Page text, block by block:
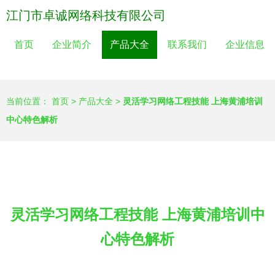
江门市卓诚网络科技有限公司
首页 企业简介 产品大全 联系我们 企业信息
当前位置： 首页 > 产品大全 > 灵活学习网络工程技能 上海黄浦培训
中心特色解析
灵活学习网络工程技能 上海黄浦培训中
心特色解析